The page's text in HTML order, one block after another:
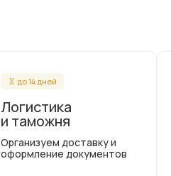
до 14 дней
Логистика
и таможня
Организуем доставку и
оформление документов